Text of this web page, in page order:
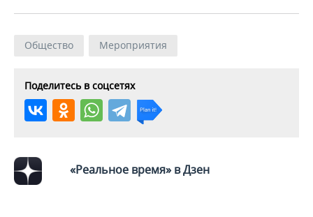
Общество Мероприятия
Поделитесь в соцсетях
«Реальное время» в Дзен